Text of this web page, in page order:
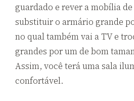
guardado e rever a mobília
substituir o armário grande
no qual também vai a TV e
grandes por um de bom
Assim, você terá uma sala
confortável.